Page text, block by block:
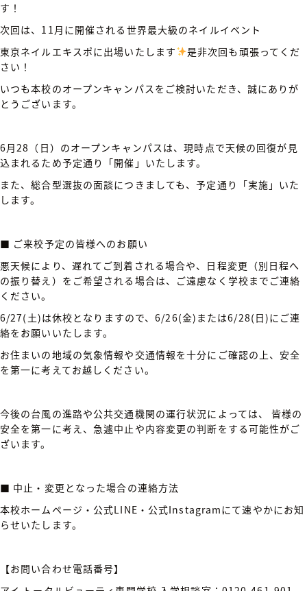
す！
次回は、11月に開催される世界最大級のネイルイベント
東京ネイルエキスポに出場いたします
是非次回も頑張ってくだ
さい！
いつも本校のオープンキャンパスをご検討いただき、 誠にありが
とうございます。
6月28（日）のオープンキャンパスは、現時点で天候の回復が見
込まれるため予定通り「開催」いたします。
また、総合型選抜の面談につきましても、予定通り「実施」いた
します。
■ ご来校予定の皆様へのお願い
悪天候により、遅れてご到着される場合や、日程変更（別日程へ
の振り替え）をご希望される場合は、ご遠慮なく学校までご連絡
ください。
6/27(土)は休校となりますので、6/26(金)または6/28(日)にご連
絡をお願いいたします。
お住まいの地域の気象情報や交通情報を十分にご確認の上、安全
を第一に考えてお越しください。
今後の台風の進路や公共交通機関の運行状況によっては、
皆様の
安全を第一に考え、急遽中止や内容変更の判断をする可能性がご
ざいます。
■ 中止・変更となった場合の連絡方法
本校ホームページ・公式LINE・公式Instagramにて速やかにお知
らせいたします。
【お問い合わせ電話番号】